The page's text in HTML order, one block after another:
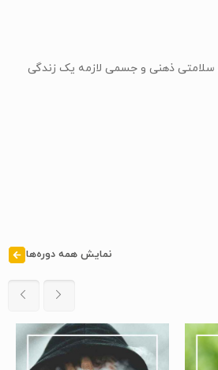
سلامتی ذهنی و جسمی لازمه یک زندگی
نمایش همه دوره‌ها